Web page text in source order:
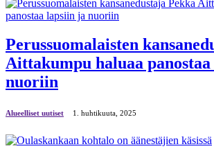
Perussuomalaisten
Aittakumpu haluaa
nuoriin
Alueelliset uutiset 1. huhtikuuta, 2025